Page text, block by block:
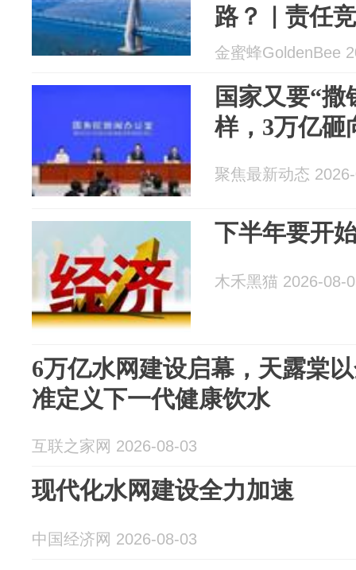
路？｜责任
苏省铁路集
金蜜蜂GoldenBee
国家又要“撒
样，3万亿砸
聚焦最新动态
下半年要开
木禾黑猫 2026-08-
6万亿水网建设启幕，天露棠
准定义下一代健康饮水
互联之家网 2026-08-03
现代化水网建设全力加速
中国经济网 2026-08-03